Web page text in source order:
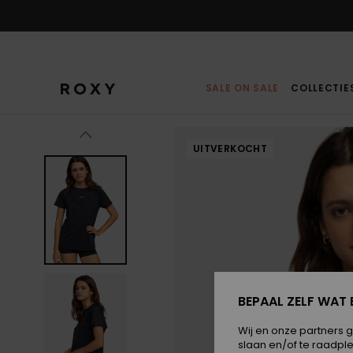
SALE ON SALE
UITVERKOCHT
BEPAAL ZELF WAT
Wij en onze partners
slaan en/of te